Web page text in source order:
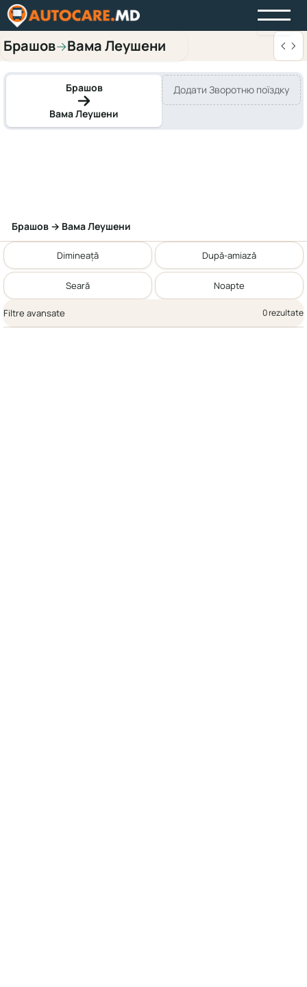
Брашов→Вама Леушени
Брашов
Вама Леушени
Додати Зворотню поїздку
Брашов → Вама Леушени
Dimineață După-amiază
Seară Noapte
Filtre avansate 0 rezultate